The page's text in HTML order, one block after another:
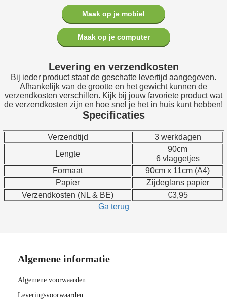
Maak op je mobiel
Maak op je computer
Levering en verzendkosten
Bij ieder product staat de geschatte levertijd aangegeven.
Afhankelijk van de grootte en het gewicht kunnen de
verzendkosten verschillen. Kijk bij jouw favoriete product wat
de verzendkosten zijn en hoe snel je het in huis kunt hebben!
Specificaties
Verzendtijd
3 werkdagen
Lengte
90cm
6 vlaggetjes
Formaat
90cm x 11cm (A4)
Papier
Zijdeglans papier
Verzendkosten (NL & BE)
€3,95
Ga terug
Algemene informatie
Algemene voorwaarden
Leveringsvoorwaarden